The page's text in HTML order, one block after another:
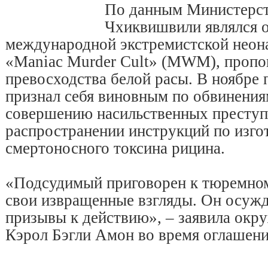
По данным
Чхиквишвили являлся
международной экстремистской
«Maniac Murder Cult» (MWM),
превосходства белой расы. В ноябре
признал себя виновным по
совершению насильственных
распространении инструкций по
смертоносного токсина рицина.
«Подсудимый приговорен к
свои извращенные взгляды. Он
призывы к действию», – заявила
Кэрол Бэгли Амон во время